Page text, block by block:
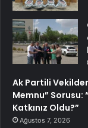
Ak Partili
Memnu” Sorusu:
Katkınız Oldu?”
Ağustos 7, 2026